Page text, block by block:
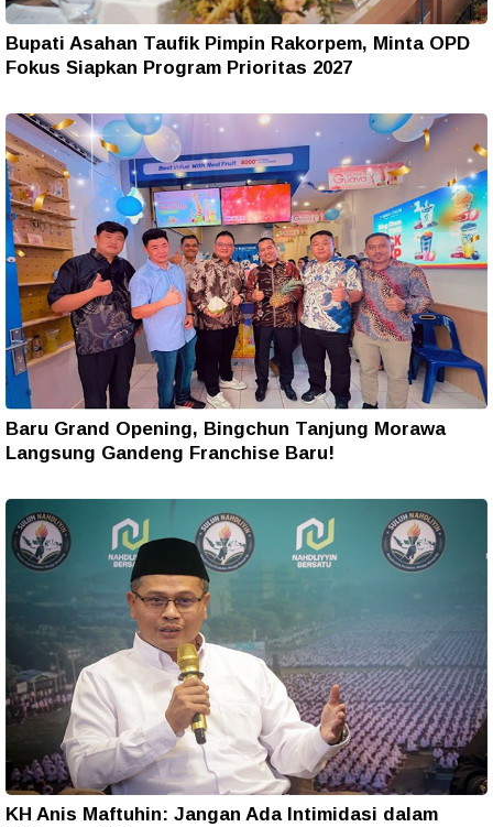
Bupati Asahan Taufik Pimpin Rakorpem, Minta OPD
Fokus Siapkan Program Prioritas 2027
Baru Grand Opening, Bingchun Tanjung Morawa
Langsung Gandeng Franchise Baru!
KH Anis Maftuhin: Jangan Ada Intimidasi dalam